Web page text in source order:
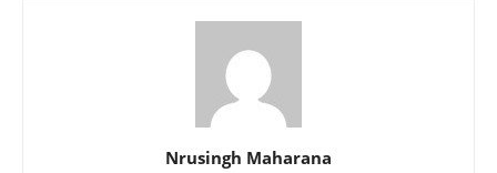
Nrusingh Maharana